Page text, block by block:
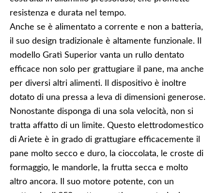
resistenza e durata nel tempo.
Anche se è alimentato a corrente e non a batteria,
il suo design tradizionale è altamente funzionale. Il
modello Gratì Superior vanta un rullo dentato
efficace non solo per grattugiare il pane, ma anche
per diversi altri alimenti. Il dispositivo è inoltre
dotato di una pressa a leva di dimensioni generose.
Nonostante disponga di una sola velocità, non si
tratta affatto di un limite. Questo elettrodomestico
di Ariete è in grado di grattugiare efficacemente il
pane molto secco e duro, la cioccolata, le croste di
formaggio, le mandorle, la frutta secca e molto
altro ancora. Il suo motore potente, con un